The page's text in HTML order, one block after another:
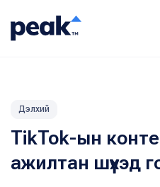
Дэлхий
TikTok-ын
ажилтан шүүхэд